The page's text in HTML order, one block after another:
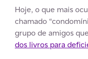
Hoje, o que mais
chamado
grupo de amigos
dos livros para